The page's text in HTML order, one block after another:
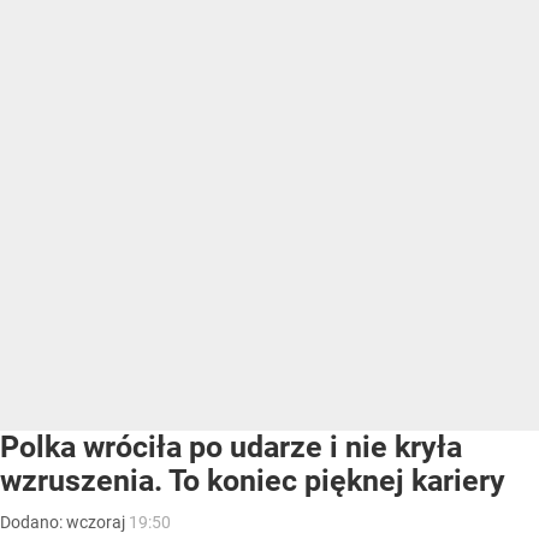
Polka wróciła po udarze i nie kryła
wzruszenia. To koniec pięknej kariery
Dodano:wczoraj 19:50